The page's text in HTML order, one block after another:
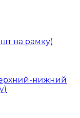
нижний